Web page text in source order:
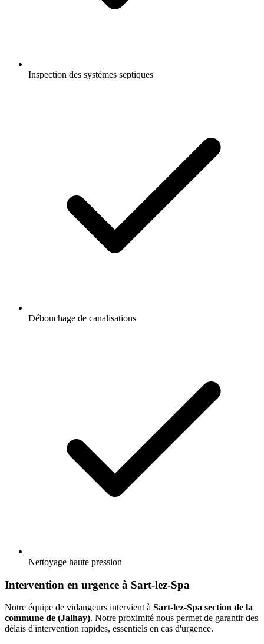
Inspection des systèmes septiques
Débouchage de canalisations
Nettoyage haute pression
Intervention en urgence à Sart-lez-Spa
Notre équipe de vidangeurs intervient à Sart-lez-Spa section de la
commune de (Jalhay). Notre proximité nous permet de garantir des
délais d'intervention rapides, essentiels en cas d'urgence.